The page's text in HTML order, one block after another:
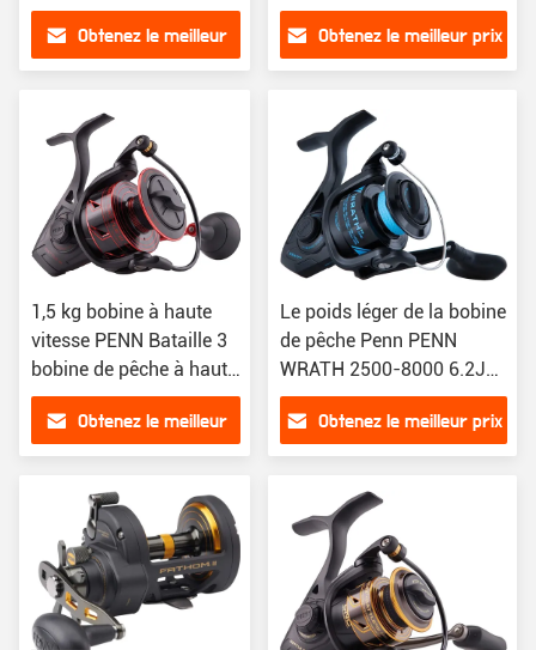
4000 5000 6000 8000
Obtenez le meilleur
Clash Rulois de pêche
Obtenez le meilleur prix
1,5 kg bobine à haute
vitesse PENN Bataille 3
bobine de pêche à haute
vitesse
Obtenez le meilleur
Le poids léger de la bobine
de pêche Penn PENN
WRATH 2500-8000 6.2Je
vous en prie.6Je vous en
prie.31 3BB Spinage
Obtenez le meilleur prix